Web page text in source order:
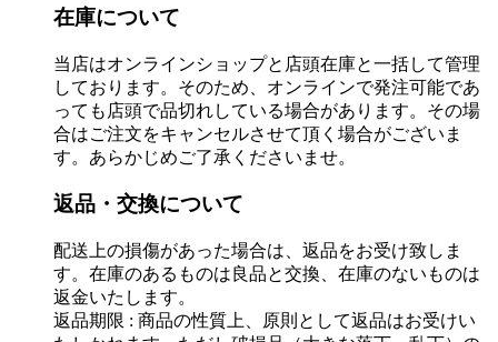
在庫について
当店はオンラインショップと店頭在庫と一括して管理
しております。そのため、オンラインで発注可能であ
っても店頭で品切れしている場合があります。その場
合はご注文をキャンセルさせて頂く場合がございま
す。あらかじめご了承くださいませ。
返品・交換について
配送上の損傷があった場合は、返品をお受け致しま
す。在庫のあるものは良品と交換、在庫のないものは
返金いたします。
返品期限 : 商品の性質上、原則として返品はお受けい